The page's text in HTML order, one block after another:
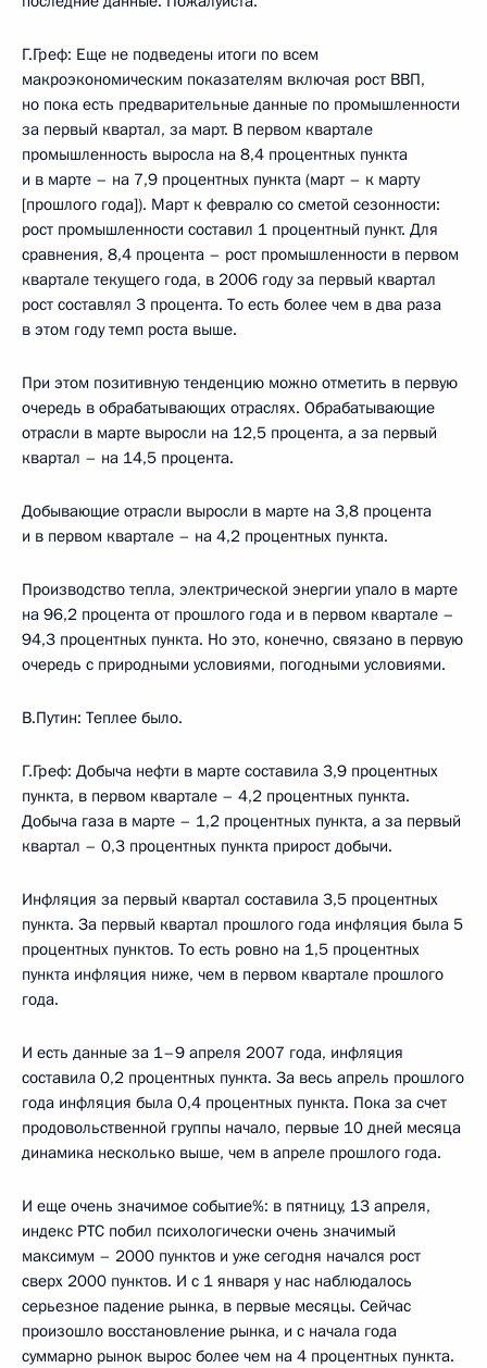
Г.Греф: Еще не подведены итоги по всем
макроэкономическим показателям включая рост ВВП,
но пока есть предварительные данные по промышленности
за первый квартал, за март. В первом квартале
промышленность выросла на 8,4 процентных пункта
и в марте – на 7,9 процентных пункта (март – к марту
[прошлого года]). Март к февралю со сметой сезонности:
рост промышленности составил 1 процентный пункт. Для
сравнения, 8,4 процента – рост промышленности в первом
квартале текущего года, в 2006 году за первый квартал
рост составлял 3 процента. То есть более чем в два раза
в этом году темп роста выше.
При этом позитивную тенденцию можно отметить в первую
очередь в обрабатывающих отраслях. Обрабатывающие
отрасли в марте выросли на 12,5 процента, а за первый
квартал – на 14,5 процента.
Добывающие отрасли выросли в марте на 3,8 процента
и в первом квартале – на 4,2 процентных пункта.
Производство тепла, электрической энергии упало в марте
на 96,2 процента от прошлого года и в первом квартале –
94,3 процентных пункта. Но это, конечно, связано в первую
очередь с природными условиями, погодными условиями.
В.Путин: Теплее было.
Г.Греф: Добыча нефти в марте составила 3,9 процентных
пункта, в первом квартале – 4,2 процентных пункта.
Добыча газа в марте – 1,2 процентных пункта, а за первый
квартал – 0,3 процентных пункта прирост добычи.
Инфляция за первый квартал составила 3,5 процентных
пункта. За первый квартал прошлого года инфляция была 5
процентных пунктов. То есть ровно на 1,5 процентных
пункта инфляция ниже, чем в первом квартале прошлого
года.
И есть данные за 1–9 апреля 2007 года, инфляция
составила 0,2 процентных пункта. За весь апрель прошлого
года инфляция была 0,4 процентных пункта. Пока за счет
продовольственной группы начало, первые 10 дней месяца
динамика несколько выше, чем в апреле прошлого года.
И еще очень значимое событие%: в пятницу, 13 апреля,
индекс РТС побил психологически очень значимый
максимум – 2000 пунктов и уже сегодня начался рост
сверх 2000 пунктов. И с 1 января у нас наблюдалось
серьезное падение рынка, в первые месяцы. Сейчас
произошло восстановление рынка, и с начала года
суммарно рынок вырос более чем на 4 процентных пункта.